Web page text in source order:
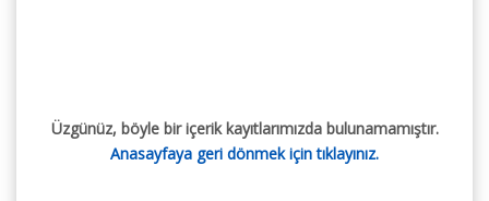
Üzgünüz, böyle bir içerik kayıtlarımızda bulunamamıştır.
Anasayfaya geri dönmek için tıklayınız.